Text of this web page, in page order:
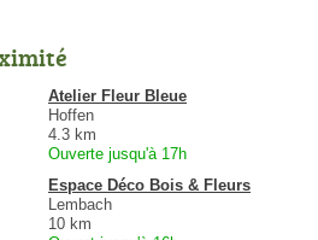
Atelier Fleur Bleue
Hoffen
4.3 km
Ouverte jusqu'à 17h
Espace Déco Bois & Fleurs
Lembach
10 km